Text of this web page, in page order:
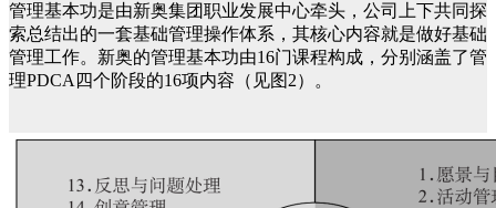
管理基本功是由新奥集团职业发展中心牵头，公司上下共同探
索总结出的一套基础管理操作体系，其核心内容就是做好基础
管理工作。新奥的管理基本功由16门课程构成，分别涵盖了管
理PDCA四个阶段的16项内容（见图2）。